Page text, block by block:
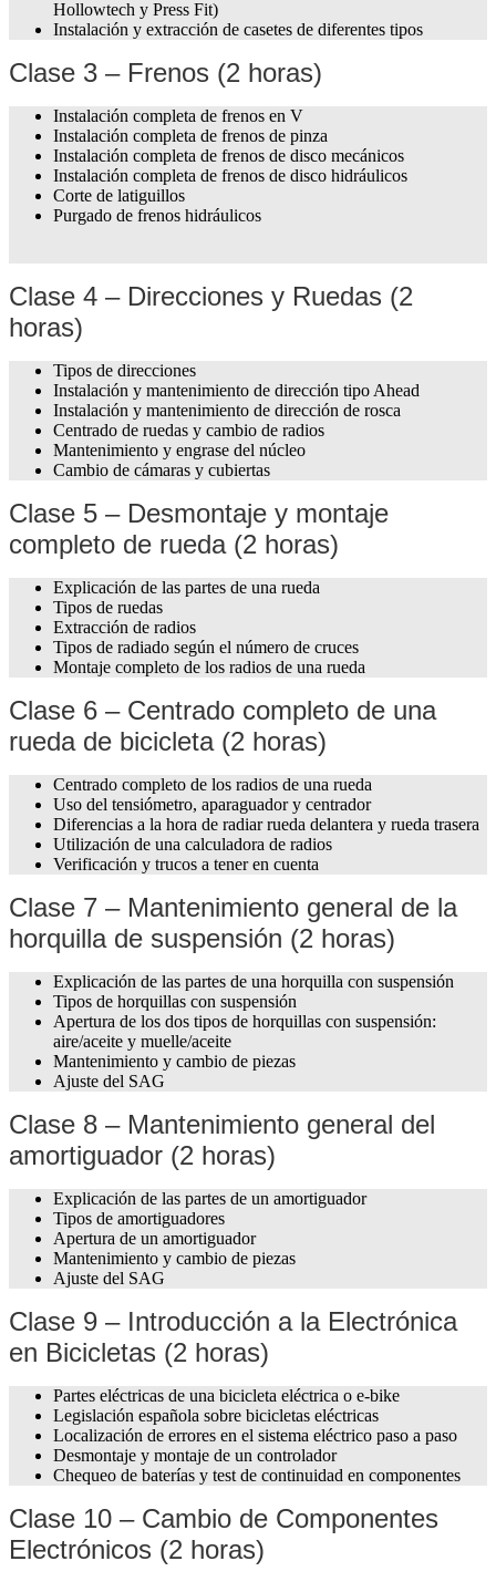
Hollowtech y Press Fit)
Instalación y extracción de casetes de diferentes tipos
Clase 3 – Frenos (2 horas)
Instalación completa de frenos en V
Instalación completa de frenos de pinza
Instalación completa de frenos de disco mecánicos
Instalación completa de frenos de disco hidráulicos
Corte de latiguillos
Purgado de frenos hidráulicos
Clase 4 – Direcciones y Ruedas (2
horas)
Tipos de direcciones
Instalación y mantenimiento de dirección tipo Ahead
Instalación y mantenimiento de dirección de rosca
Centrado de ruedas y cambio de radios
Mantenimiento y engrase del núcleo
Cambio de cámaras y cubiertas
Clase 5 – Desmontaje y montaje
completo de rueda (2 horas)
Explicación de las partes de una rueda
Tipos de ruedas
Extracción de radios
Tipos de radiado según el número de cruces
Montaje completo de los radios de una rueda
Clase 6 – Centrado completo de una
rueda de bicicleta (2 horas)
Centrado completo de los radios de una rueda
Uso del tensiómetro, aparaguador y centrador
Diferencias a la hora de radiar rueda delantera y rueda trasera
Utilización de una calculadora de radios
Verificación y trucos a tener en cuenta
Clase 7 – Mantenimiento general de la
horquilla de suspensión (2 horas)
Explicación de las partes de una horquilla con suspensión
Tipos de horquillas con suspensión
Apertura de los dos tipos de horquillas con suspensión:
aire/aceite y muelle/aceite
Mantenimiento y cambio de piezas
Ajuste del SAG
Clase 8 – Mantenimiento general del
amortiguador (2 horas)
Explicación de las partes de un amortiguador
Tipos de amortiguadores
Apertura de un amortiguador
Mantenimiento y cambio de piezas
Ajuste del SAG
Clase 9 – Introducción a la Electrónica
en Bicicletas (2 horas)
Partes eléctricas de una bicicleta eléctrica o e-bike
Legislación española sobre bicicletas eléctricas
Localización de errores en el sistema eléctrico paso a paso
Desmontaje y montaje de un controlador
Chequeo de baterías y test de continuidad en componentes
Clase 10 – Cambio de Componentes
Electrónicos (2 horas)